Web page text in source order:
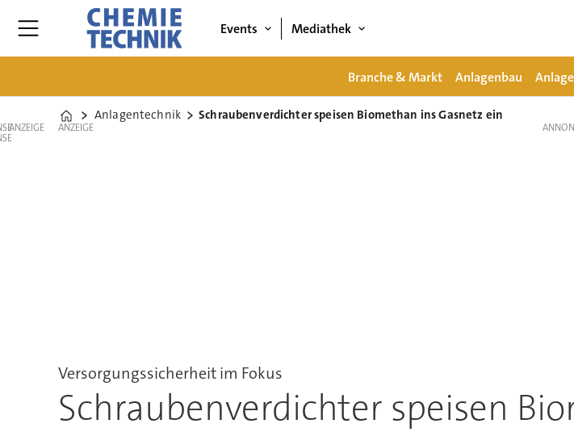
Events Mediathek
Branche & Markt Anlagenbau
Home
Anlagentechnik Schraubenverdichter speisen Biomethan ins Gasnetz ein
ANZEIGE ANZEIGE
Versorgungssicherheit im Fokus
Schraubenverdichter speisen